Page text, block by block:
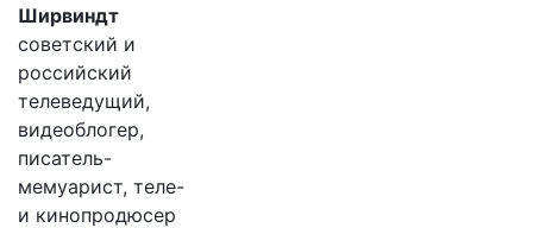
Ширвиндт
советский и
российский
телеведущий,
видеоблогер,
писатель-
мемуарист, теле-
и кинопродюсер